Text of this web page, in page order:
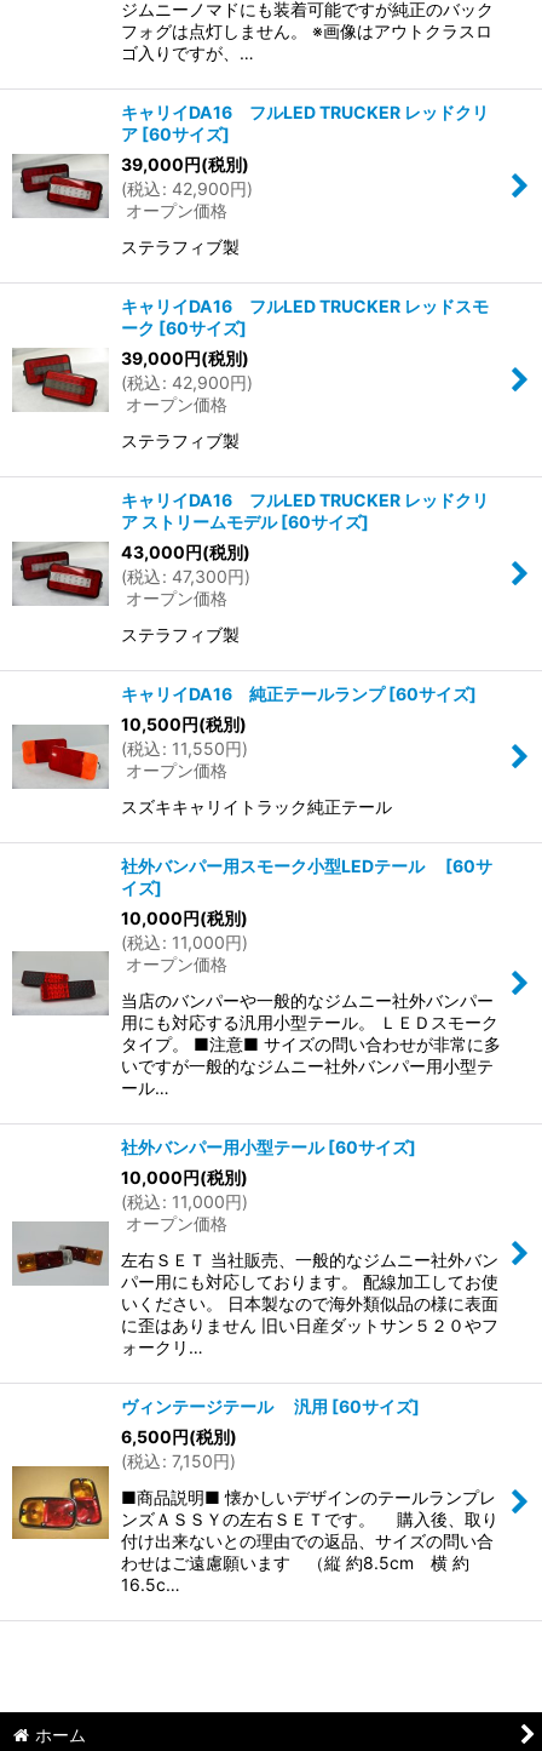
ジムニーノマドにも装着可能ですが純正のバック
フォグは点灯しません。 ※画像はアウトクラスロ
ゴ入りですが、…
キャリイDA16 フルLED TRUCKER レッドクリ
ア [60サイズ]
39,000円(税別)
(税込: 42,900円)
オープン価格
ステラフィブ製
キャリイDA16 フルLED TRUCKER レッドスモ
ーク [60サイズ]
39,000円(税別)
(税込: 42,900円)
オープン価格
ステラフィブ製
キャリイDA16 フルLED TRUCKER レッドクリ
ア ストリームモデル [60サイズ]
43,000円(税別)
(税込: 47,300円)
オープン価格
ステラフィブ製
キャリイDA16 純正テールランプ [60サイズ]
10,500円(税別)
(税込: 11,550円)
オープン価格
スズキキャリイトラック純正テール
社外バンパー用スモーク小型LEDテール [60サ
イズ]
10,000円(税別)
(税込: 11,000円)
オープン価格
当店のバンパーや一般的なジムニー社外バンパー
用にも対応する汎用小型テール。 ＬＥＤスモーク
タイプ。 ■注意■ サイズの問い合わせが非常に多
いですが一般的なジムニー社外バンパー用小型テ
ール…
社外バンパー用小型テール [60サイズ]
10,000円(税別)
(税込: 11,000円)
オープン価格
左右ＳＥＴ 当社販売、一般的なジムニー社外バン
パー用にも対応しております。 配線加工してお使
いください。 日本製なので海外類似品の様に表面
に歪はありません 旧い日産ダットサン５２０やフ
ォークリ…
ヴィンテージテール 汎用 [60サイズ]
6,500円(税別)
(税込: 7,150円)
■商品説明■ 懐かしいデザインのテールランプレ
ンズＡＳＳＹの左右ＳＥＴです。 購入後、取り
付け出来ないとの理由での返品、サイズの問い合
わせはご遠慮願います （縦 約8.5cm 横 約
16.5c…
ホーム